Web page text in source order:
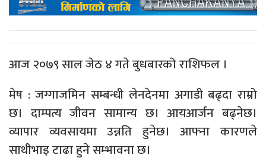
आज २०७९ साल जेठ ४ गते बुधबारको राशिफल ।
मेष : जग्गाजमिन सम्बन्धी लेनदेनमा अगाडी बढ्दा राम्रो
छ। दाम्पत्य जीवन सामान्य छ। आयआर्जन बढ्नेछ।
व्यापार व्यवसायमा उन्नति हुनेछ। आफ्ना कारणले
साथीभाइ टाढा हुने सम्भावना छ।